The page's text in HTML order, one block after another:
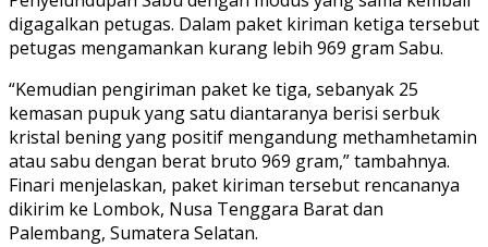
digagalkan petugas. Dalam paket kiriman ketiga tersebut
petugas mengamankan kurang lebih 969 gram Sabu.
“Kemudian pengiriman paket ke tiga, sebanyak 25
kemasan pupuk yang satu diantaranya berisi serbuk
kristal bening yang positif mengandung methamhetamin
atau sabu dengan berat bruto 969 gram,” tambahnya.
Finari menjelaskan, paket kiriman tersebut rencananya
dikirim ke Lombok, Nusa Tenggara Barat dan
Palembang, Sumatera Selatan.